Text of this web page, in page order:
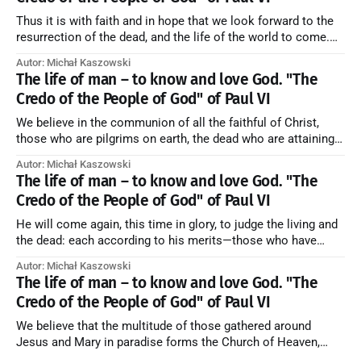
Thus it is with faith and in hope that we look forward to the
resurrection of the dead, and the life of the world to come.
artykuł w starym serwisie →
Autor: Michał Kaszowski
The life of man – to know and love God. "The
Credo of the People of God" of Paul VI
We believe in the communion of all the faithful of Christ,
those who are pilgrims on earth, the dead who are attaining
forming one Church; and we believe that in this communion
the merciful love of God and His saints is
Autor: Michał Kaszowski
The life of man – to know and love God. "The
Credo of the People of God" of Paul VI
He will come again, this time in glory, to judge the living and
the dead: each according to his merits—those who have
those who have refused them to the end going to the fire that
is not
Autor: Michał Kaszowski
The life of man – to know and love God. "The
Credo of the People of God" of Paul VI
We believe that the multitude of those gathered around
Jesus and Mary in paradise forms the Church of Heaven,